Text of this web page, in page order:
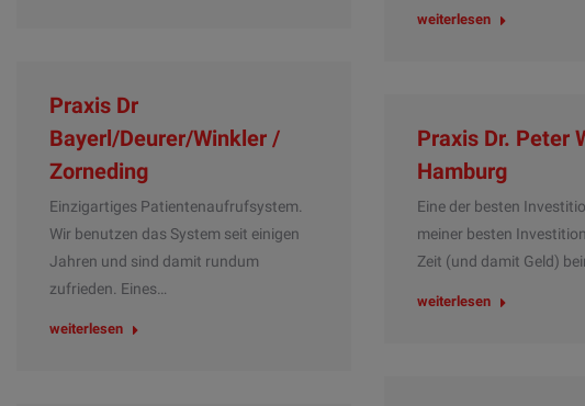
weiterlesen
Praxis Dr
Bayerl/Deurer/Winkler /
Zorneding
Einzigartiges Patientenaufrufsystem.
Wir benutzen das System seit einigen
Jahren und sind damit rundum
zufrieden. Eines…
weiterlesen
Praxis Dr. Peter
Hamburg
Eine der besten
meiner besten
Zeit (und damit Geld)
weiterlesen